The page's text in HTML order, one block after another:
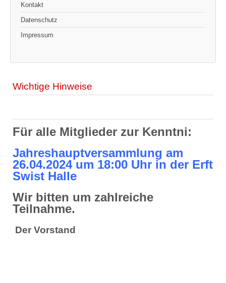
Kontakt
Datenschutz
Impressum
Wichtige Hinweise
Für alle Mitglieder zur Kenntni:
Jahreshauptversammlung am
26.04.2024 um 18:00 Uhr in der Erft
Swist Halle
Wir bitten um zahlreiche
Teilnahme.
Der Vorstand